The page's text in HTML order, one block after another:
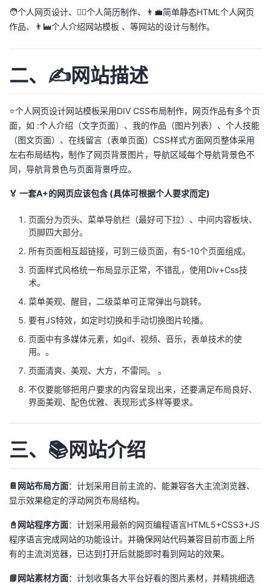
堂
的
程
我
认
证
的
实
验
我
的
收
藏
我
技
支
持
的
声
建
🧑个人网页设计、🙋‍♂️个人简历制作、👨‍💼简单静态HTML个人网页
作品、👨‍🏭个人介绍网站模板 、等网站的设计与制作。
二、✍️网站描述
⭐个人网页设计网站模板采用DIV CSS布局制作，网页作品有多个页
面，如 :个人介绍（文字页面）、我的作品（图片列表）、个人技能
（图文页面）、在线留言（表单页面）CSS样式方面网页整体采用
左右布局结构，制作了网页背景图片，导航区域每个导航背景色不
同，导航背景色与页面背景呼应。
🏅 一套A+的网页应该包含 (具体可根据个人要求而定)
页面分为页头、菜单导航栏（最好可下拉）、中间内容板块、
页脚四大部分。
所有页面相互超链接，可到三级页面，有5-10个页面组成。
页面样式风格统一布局显示正常，不错乱，使用Div+Css技
术。
菜单美观、醒目，二级菜单可正常弹出与跳转。
要有JS特效，如定时切换和手动切换图片轮播。
页面中有多媒体元素，如gif、视频、音乐，表单技术的使
用。。
页面清爽、美观、大方，不雷同。 。
不仅要能够把用户要求的内容呈现出来，还要满足布局良好、
界面美观、配色优雅、表现形式多样等要求。
三、📚网站介绍
📔网站布局方面：计划采用目前主流的、能兼容各大主流浏览器、
显示效果稳定的浮动网页布局结构。
📓网站程序方面：计划采用最新的网页编程语言HTML5+CSS3+JS
程序语言完成网站的功能设计。并确保网站代码兼容目前市面上所
有的主流浏览器，已达到打开后就能即时看到网站的效果。
📘网站素材方面：计划收集各大平台好看的图片素材，并精挑细选